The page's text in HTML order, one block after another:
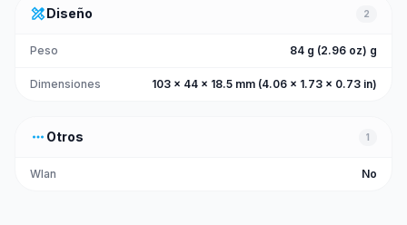
design_servicesDiseño 2
Peso 84 g (2.96 oz) g
Dimensiones 103 x 44 x 18.5 mm (4.06 x 1.73 x 0.73 in)
more_horiz Otros 1
Wlan No